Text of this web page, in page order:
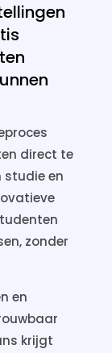
direct te
studie en
zonder
en
krijgt